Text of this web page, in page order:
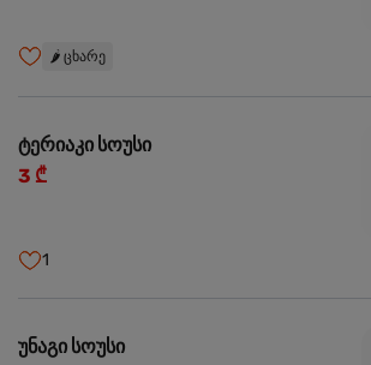
🌶️ ცხარე
ტერიაკი სოუსი
3 ₾
1
უნაგი სოუსი